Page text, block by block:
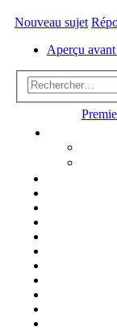
Nouveau sujet
Aperçu